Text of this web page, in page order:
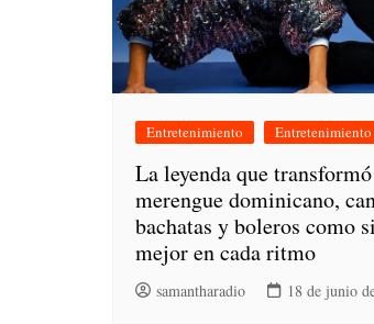
Entretenimiento
La leyenda que
merengue dominicano,
bachatas y boleros como
mejor en cada ritmo
samantharadio 18 de junio